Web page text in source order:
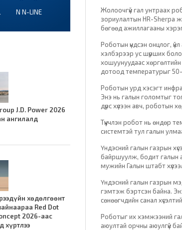
Жолоочгүй гал унтраах
зориулалтын HR-Sherpa
бөгөөд ажиллагааны
Роботын үндсэн онцлог,
хэлбэрээр ус шүрших
хошуунуудаас хөргөлтийн
дотоод температурыг
Роботын урд хэсэгт
Энэ нь галын голомтыг
дүрс хүлээн авч, роботын
Түүнчлэн робот нь өндөр
системтэй тул галын
Үндэсний галын газрын
байршуулж, бодит галын
мужийн Галын штабт
Үндэсний галын газрын
гэмтэж бэртсэн байна.
сөнөөгчдийн санал
Роботыг их хэмжээний
аюултай орчны аюулгүй
N N-LINE
J.D. Power 2026
ангилалд
хөдөлгөөнт
Red Dot
2026-аас
хүртлээ